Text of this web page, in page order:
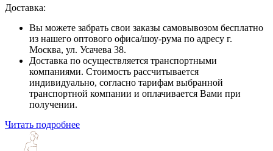
Доставка:
Вы можете забрать свои заказы самовывозом бесплатно
из нашего оптового офиса/шоу-рума по адресу г.
Москва, ул. Усачева 38.
Доставка по осуществляется транспортными
компаниями. Стоимость рассчитывается
индивидуально, согласно тарифам выбранной
транспортной компании и оплачивается Вами при
получении.
Читать подробнее